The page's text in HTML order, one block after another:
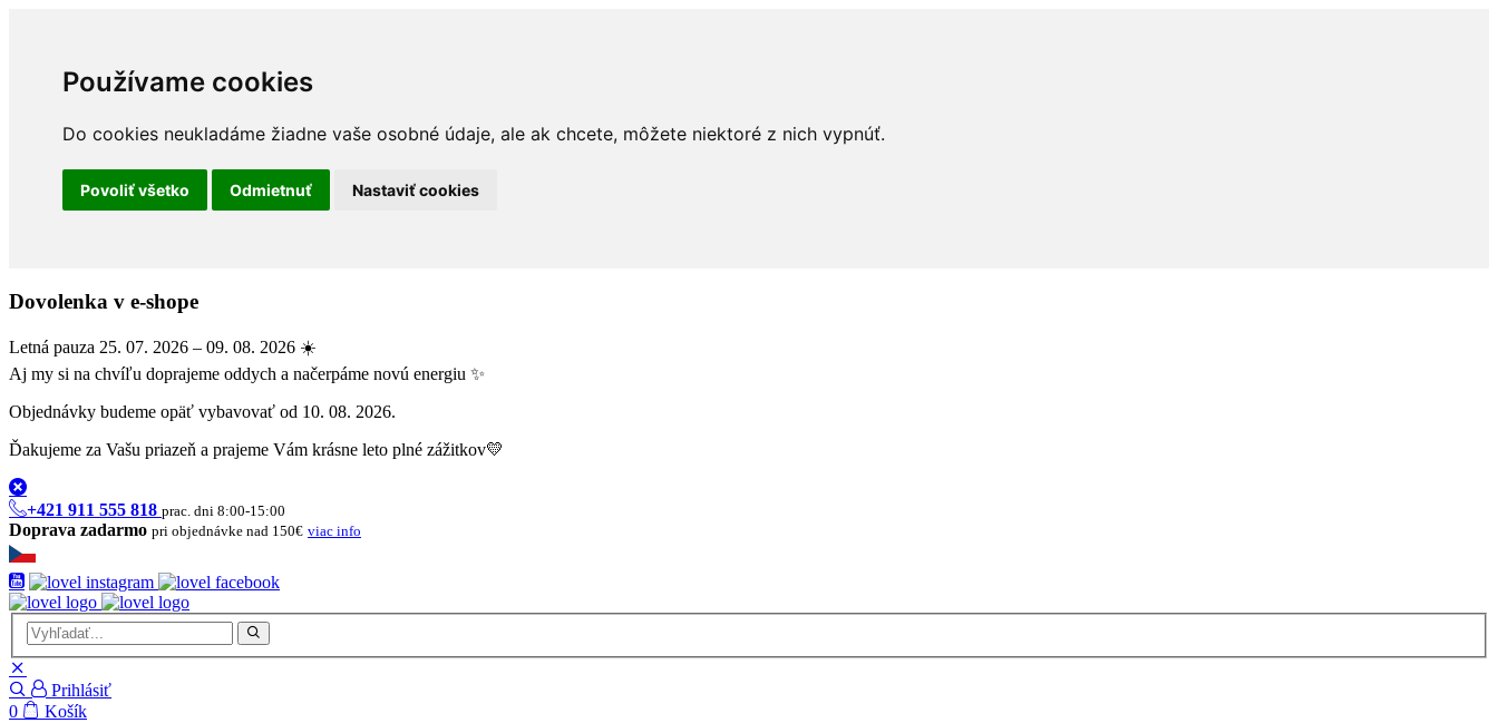
Používame cookies
Do cookies neukladáme žiadne vaše osobné údaje, ale ak chcete, môžete niektoré z nich vypnúť.
Povoliť všetko Odmietnuť Nastaviť cookies
Dovolenka v e-shope
Letná pauza 25. 07. 2026 – 09. 08. 2026 ☀️
Aj my si na chvíľu doprajeme oddych a načerpáme novú energiu ✨
Objednávky budeme opäť vybavovať od 10. 08. 2026.
Ďakujeme za Vašu priazeň a prajeme Vám krásne leto plné zážitkov💛
+421 911 555 818 prac. dni 8:00-15:00
Doprava zadarmo pri objednávke nad 150€ viac info
Prihlásiť
0
Košík